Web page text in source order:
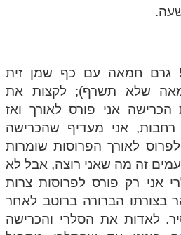
בסיר בינוני להמיס 50 גרם חמאה עם כף שמן זית
שלא תשרף); לקצות את
אני פורס לאורך ואז
רחבות, אני מעדיף שהכרישה
לאורך הפרוסות שומרות
זה מה שאני רוצה, אבל לא
אני רק פורס לפרוסות צרות
בצורתו הברורה ברוטב לאחר
לאדות את הסלרי והכרישה